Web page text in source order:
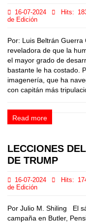
16-07-2024 Hits:
de Edición
Por: Luis Beltrán
reveladora de que la
el mayor grado de
bastante le ha costado.
imagenería, que ha
con capitán más
Read more
LECCIONES
DE TRUMP
16-07-2024 Hits:
de Edición
Por Julio M. Shiling El
campaña en Butler,